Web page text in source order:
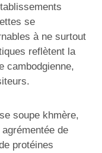
se
à ne surtout
reflètent la
cambodgienne,
soupe khmère,
de
protéines